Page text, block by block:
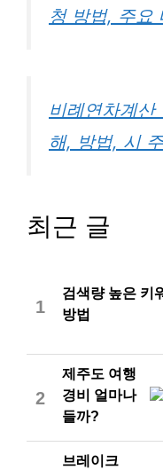
청 방법, 주요
비례연차계산
해, 방법, 시
최근 글
1
검색량 높은 키
방법
2
제주도 여행
경비 얼마나
들까?
브레이크